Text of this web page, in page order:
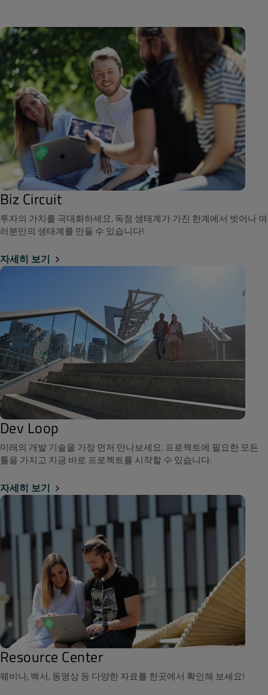
Biz Circuit
투자의 가치를 극대화하세요. 독점 생태계가 가진 한계에서 벗어나 여
러분만의 생태계를 만들 수 있습니다!
자세히 보기
Dev Loop
미래의 개발 기술을 가장 먼저 만나보세요. 프로젝트에 필요한 모든
툴을 가지고 지금 바로 프로젝트를 시작할 수 있습니다.
자세히 보기
Resource Center
웨비나, 백서, 동영상 등 다양한 자료를 한곳에서 확인해 보세요!